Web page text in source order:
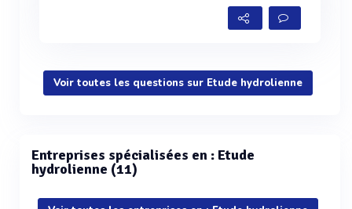
Voir toutes les questions sur Etude hydrolienne
Entreprises spécialisées en : Etude
hydrolienne (11)